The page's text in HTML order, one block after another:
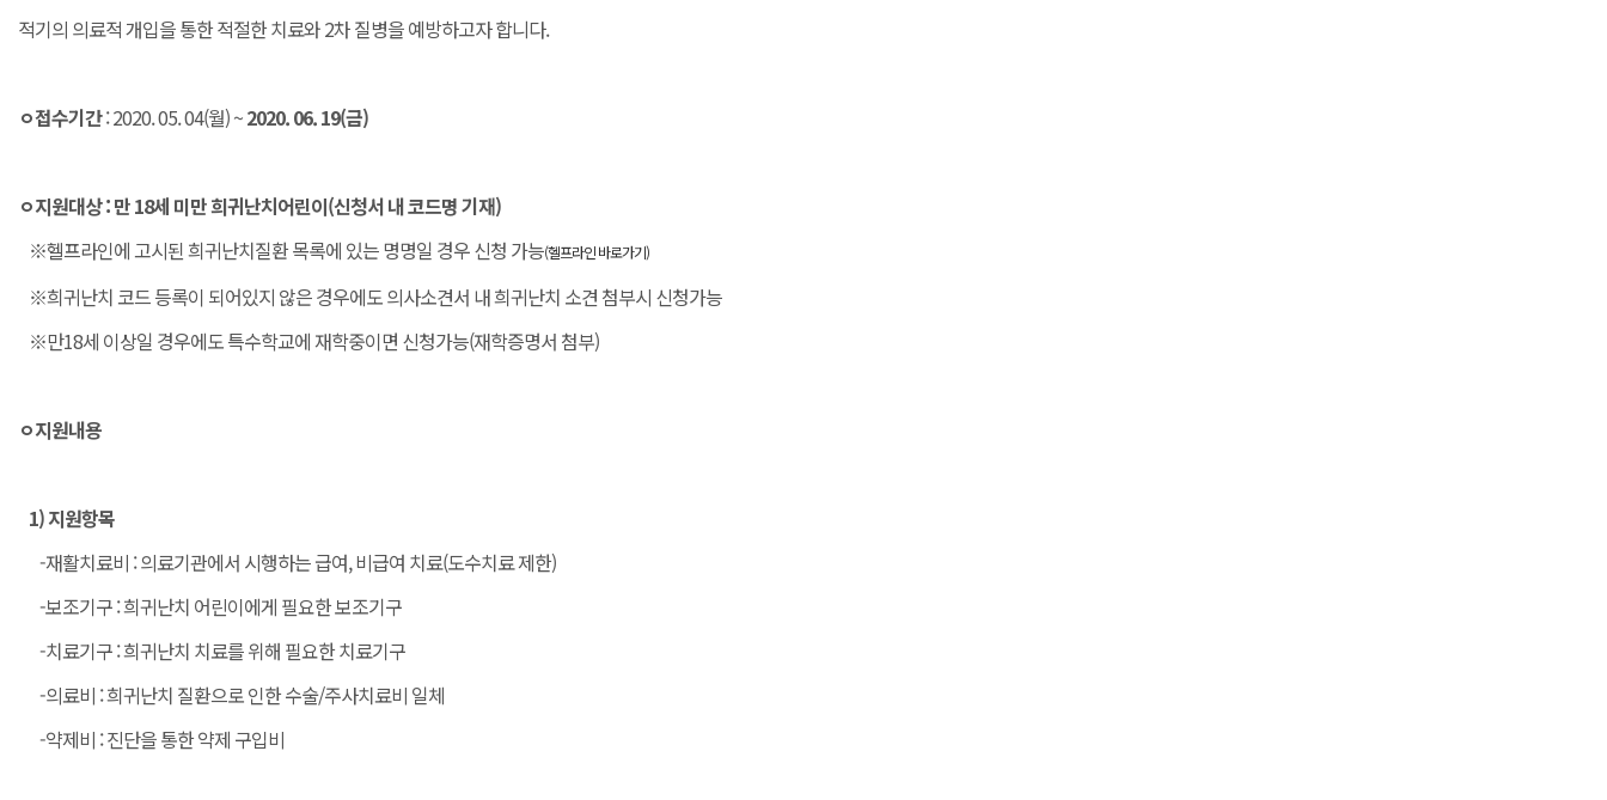
적기의 의료적 개입을 통한 적절한 치료와 2차 질병을 예방하고자 합니다.
ㅇ접수기간: 2020. 05. 04(월) ~2020. 06. 19(금)
ㅇ지원대상 : 만 18세 미만 희귀난치어린이(신청서 내 코드명 기재)
※헬프라인에 고시된 희귀난치질환 목록에 있는 명명일 경우 신청 가능(헬프라인 바로가기)
※희귀난치 코드 등록이 되어있지 않은 경우에도 의사소견서 내 희귀난치 소견 첨부시 신청가능
※만18세 이상일 경우에도 특수학교에 재학중이면 신청가능(재학증명서 첨부)
ㅇ지원내용
1) 지원항목
-재활치료비 : 의료기관에서 시행하는 급여, 비급여 치료(도수치료 제한)
-보조기구 : 희귀난치 어린이에게 필요한 보조기구
-치료기구 : 희귀난치 치료를 위해 필요한 치료기구
-의료비 : 희귀난치 질환으로 인한 수술/주사치료비 일체
-약제비 : 진단을 통한 약제 구입비